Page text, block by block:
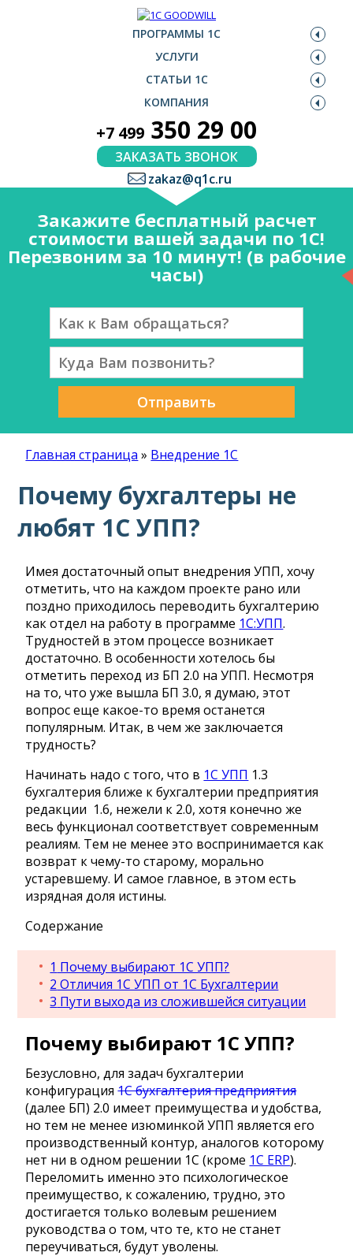
ПРОГРАММЫ 1С
УСЛУГИ
СТАТЬИ 1С
КОМПАНИЯ
+7 499 350 29 00
ЗАКАЗАТЬ ЗВОНОК
zakaz@q1c.ru
Закажите бесплатный расчет
стоимости вашей задачи по 1С!
Перезвоним за 10 минут! (в рабочие
часы)
Отправить
Главная страница » Внедрение 1С
Почему бухгалтеры не
любят 1С УПП?
Имея достаточный опыт внедрения УПП, хочу
отметить, что на каждом проекте рано или
поздно приходилось переводить бухгалтерию
как отдел на работу в программе 1С:УПП.
Трудностей в этом процессе возникает
достаточно. В особенности хотелось бы
отметить переход из БП 2.0 на УПП. Несмотря
на то, что уже вышла БП 3.0, я думаю, этот
вопрос еще какое-то время останется
популярным. Итак, в чем же заключается
трудность?
Начинать надо с того, что в 1С УПП 1.3
бухгалтерия ближе к бухгалтерии предприятия
редакции 1.6, нежели к 2.0, хотя конечно же
весь функционал соответствует современным
реалиям. Тем не менее это воспринимается как
возврат к чему-то старому, морально
устаревшему. И самое главное, в этом есть
изрядная доля истины.
Содержание
1 Почему выбирают 1С УПП?
2 Отличия 1С УПП от 1С Бухгалтерии
3 Пути выхода из сложившейся ситуации
Почему выбирают 1С УПП?
Безусловно, для задач бухгалтерии
конфигурация1С бухгалтерия предприятия
(далее БП) 2.0 имеет преимущества и удобства,
но тем не менее изюминкой УПП является его
производственный контур, аналогов которому
нет ни в одном решении 1С (кроме 1С ERP).
Переломить именно это психологическое
преимущество, к сожалению, трудно, это
достигается только волевым решением
руководства о том, что те, кто не станет
переучиваться, будут уволены.